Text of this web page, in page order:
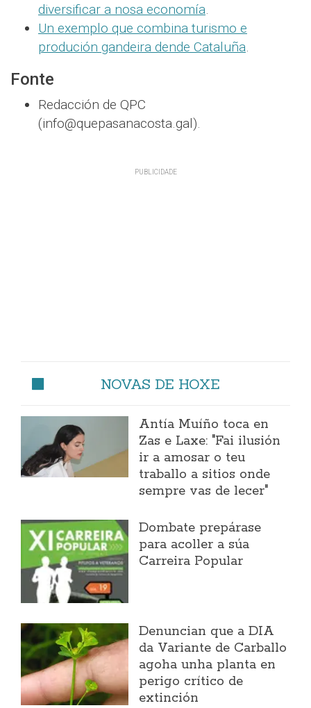
diversificar a nosa economía.
Un exemplo que combina turismo e
produción gandeira dende Cataluña.
Fonte
Redacción de QPC
(info@quepasanacosta.gal).
NOVAS DE HOXE
Antía Muíño toca en
Zas e Laxe: "Fai ilusión
ir a amosar o teu
traballo a sitios onde
sempre vas de lecer"
Dombate prepárase
para acoller a súa
Carreira Popular
Denuncian que a DIA
da Variante de Carballo
agoha unha planta en
perigo crítico de
extinción